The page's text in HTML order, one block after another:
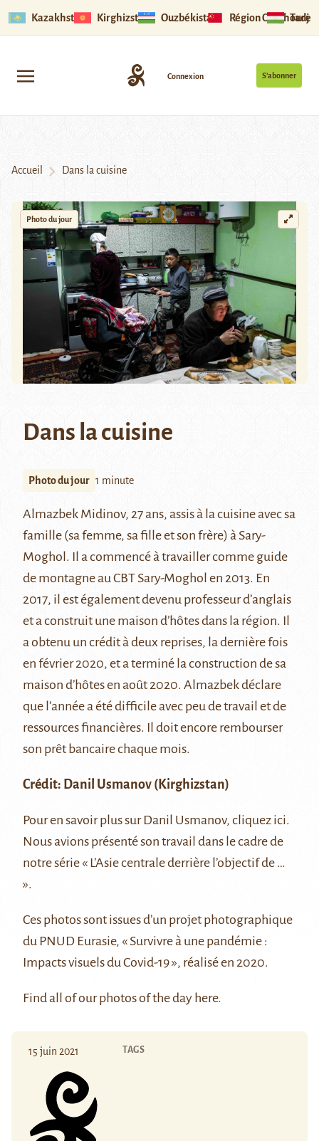
Kazakhstan Kirghizstan Ouzbékistan Région Ouïghoure
S’abonner
Connexion
Accueil Dans la cuisine
Photo du jour
Dans la cuisine
Photo du jour 1 minute
Almazbek Midinov, 27 ans, assis à la cuisine avec sa
famille (sa femme, sa fille et son frère) à Sary-
Moghol. Il a commencé à travailler comme guide
de montagne auCBT Sary-Moghol en 2013. En
2017, il est également devenu professeur d’anglais
et a construit une maison d’hôtes dans la région. Il
a obtenu un crédit à deux reprises, la dernière fois
en février 2020, et a terminé la construction de sa
maison d’hôtes en août 2020. Almazbek déclare
que l’année a été difficile avec peu de travail et de
ressources financières. Il doit encore rembourser
son prêt bancaire chaque mois.
Crédit: Danil Usmanov (Kirghizstan)
Pour en savoir plus sur Danil Usmanov, cliquez ici.
Nous avions présenté son travail dans le cadre de
notre série « L’Asie centrale derrière l’objectif de …
».
Ces photos sont issues d’un projet photographique
du PNUD Eurasie, « Survivre à une pandémie :
Impacts visuels du Covid-19 », réalisé en 2020.
Find all of our photos of the day here.
15 juin 2021 TAGS